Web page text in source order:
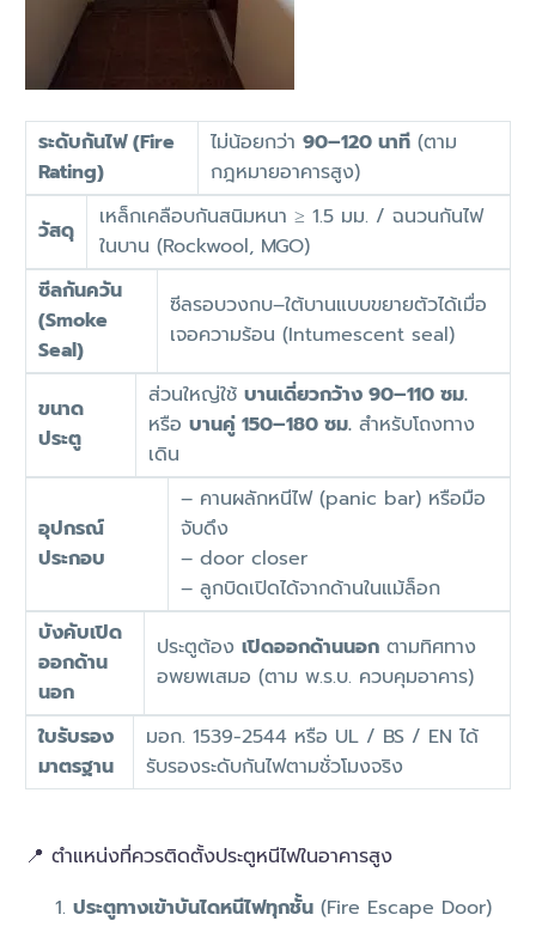
ระดับกันไฟ (Fire
Rating)
ไม่น้อยกว่า 90–120 นาที (ตาม
กฎหมายอาคารสูง)
วัสดุ
เหล็กเคลือบกันสนิมหนา ≥ 1.5 มม. / ฉนวนกันไฟ
ในบาน (Rockwool, MGO)
ซีลกันควัน
(Smoke
Seal)
ซีลรอบวงกบ–ใต้บานแบบขยายตัวได้เมื่อ
เจอความร้อน (Intumescent seal)
ขนาด
ประตู
ส่วนใหญ่ใช้ บานเดี่ยวกว้าง 90–110 ซม.
หรือ บานคู่ 150–180 ซม. สำหรับโถงทาง
เดิน
อุปกรณ์
ประกอบ
– คานผลักหนีไฟ (panic bar) หรือมือ
จับดึง
– door closer
– ลูกบิดเปิดได้จากด้านในแม้ล็อก
บังคับเปิด
ออกด้าน
นอก
ประตูต้อง เปิดออกด้านนอก ตามทิศทาง
อพยพเสมอ (ตาม พ.ร.บ. ควบคุมอาคาร)
ใบรับรอง
มาตรฐาน
มอก. 1539-2544 หรือ UL / BS / EN ได้
รับรองระดับกันไฟตามชั่วโมงจริง
📍 ตำแหน่งที่ควรติดตั้งประตูหนีไฟในอาคารสูง
ประตูทางเข้าบันไดหนีไฟทุกชั้น (Fire Escape Door)